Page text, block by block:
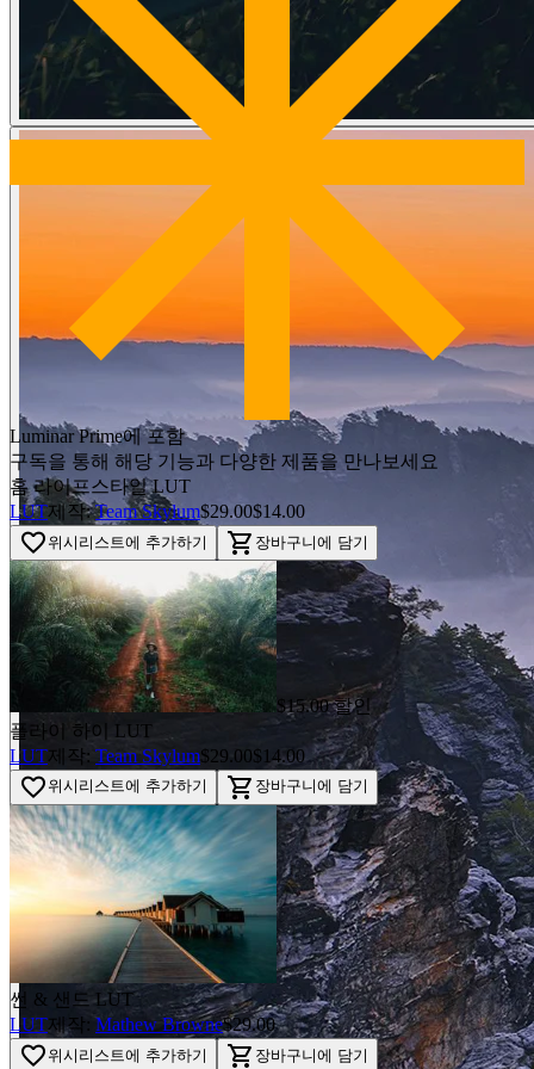
Luminar Prime에 포함
구독을 통해 해당 기능과 다양한 제품을 만나보세요
홈 라이프스타일 LUT
LUT제작: Team Skylum$29.00$14.00
favorite_border 위시리스트에 추가하기 shopping_cart 장바구니에 담기
$15.00 할인
플라이 하이 LUT
LUT제작: Team Skylum$29.00$14.00
favorite_border 위시리스트에 추가하기 shopping_cart 장바구니에 담기
썬 & 샌드 LUT
LUT제작: Mathew Browne$29.00
favorite_border 위시리스트에 추가하기 shopping_cart 장바구니에 담기